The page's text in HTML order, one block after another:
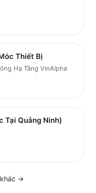
Thiết Bị
Hạ Tầng VinAlpha
Tại Quảng Ninh)
khác →